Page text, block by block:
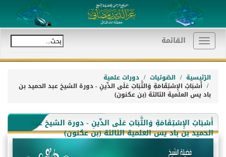
Toggle
navigation
القائمة
الرّئيسية الصّوتيات دورات علمية
أَسْبَابُ الإِسْتِقَامَةِ وَالثَّبَاتِ عَلَى الدِّينِ - دورة الشيخ عبد الحميد بن
باد يس العلمية الثالثة (بن عكنون)
أَسْبَابُ الإِسْتِقَامَةِ وَالثَّبَاتِ عَلَى الدِّينِ - دورة الشيخ عبد
الحميد بن باد يس العلمية الثالثة (بن عكنون)